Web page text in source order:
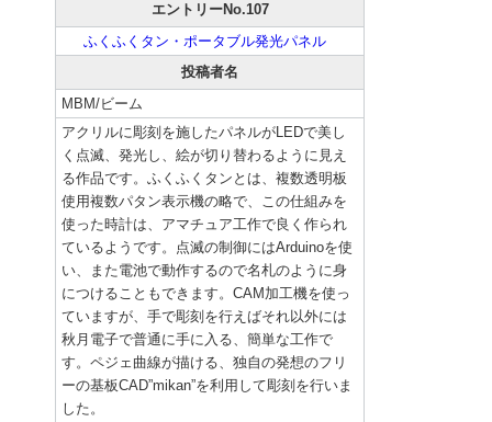
エントリーNo.107
ふくふくタン・ポータブル発光パネル
投稿者名
MBM/ビーム
アクリルに彫刻を施したパネルがLEDで美し
く点滅、発光し、絵が切り替わるように見え
る作品です。ふくふくタンとは、複数透明板
使用複数パタン表示機の略で、この仕組みを
使った時計は、アマチュア工作で良く作られ
ているようです。点滅の制御にはArduinoを使
い、また電池で動作するので名札のように身
につけることもできます。CAM加工機を使っ
ていますが、手で彫刻を行えばそれ以外には
秋月電子で普通に手に入る、簡単な工作で
す。ペジェ曲線が描ける、独自の発想のフリ
ーの基板CAD”mikan”を利用して彫刻を行いま
した。